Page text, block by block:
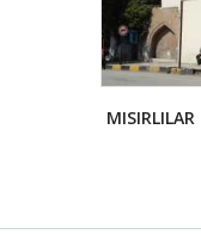
MISIRLILAR